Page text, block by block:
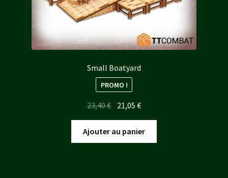
Small Boatyard
PROMO !
23,40€ Le
prix
initial
était :
21,05€Le
prix
actuel
est :
Ajouter au panier